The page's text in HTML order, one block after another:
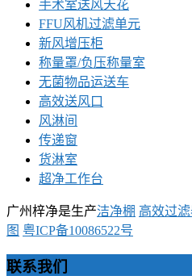
手术室送风天花
FFU风机过滤单元
新风增压柜
称量罩/负压称量室
无菌物品运送车
高效送风口
风淋间
传递窗
货淋室
超净工作台
广州梓净是生产洁净棚 高效过
图 粤ICP备10086522号
联系我们